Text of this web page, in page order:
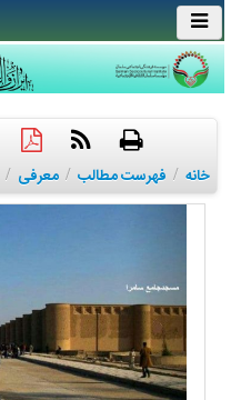
خانه / فهرست مطالب / معرفی /